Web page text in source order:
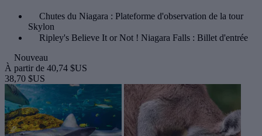
Chutes du Niagara : Plateforme d'observation de la tour
Skylon
Ripley's Believe It or Not ! Niagara Falls : Billet d'entrée
Nouveau
À partir de 40,74 $US
38,70 $US